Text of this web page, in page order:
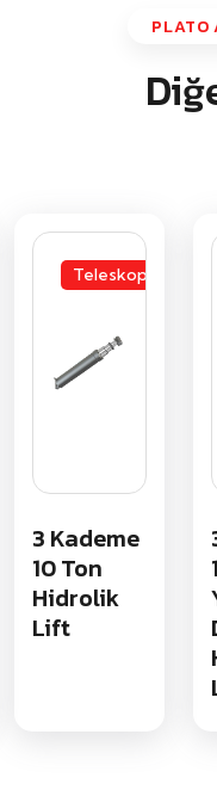
PLATO
Teleskopik
3 Kademe
10 Ton
Hidrolik
Lift